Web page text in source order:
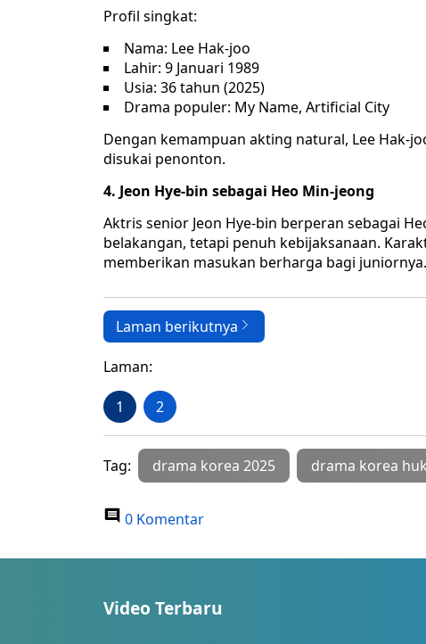
Profil singkat:
Nama: Lee Hak-joo
Lahir: 9 Januari 1989
Usia: 36 tahun (2025)
Drama populer: My Name, Artificial City
Dengan kemampuan akting natural, Lee Hak-
disukai penonton.
4. Jeon Hye-bin sebagai Heo Min-jeong
Aktris senior Jeon Hye-bin berperan sebagai
belakangan, tetapi penuh kebijaksanaan.
memberikan masukan berharga bagi juniornya.
Laman berikutnya
Laman:
1 2
Tag: drama korea 2025 drama korea
0 Komentar
Video Terbaru